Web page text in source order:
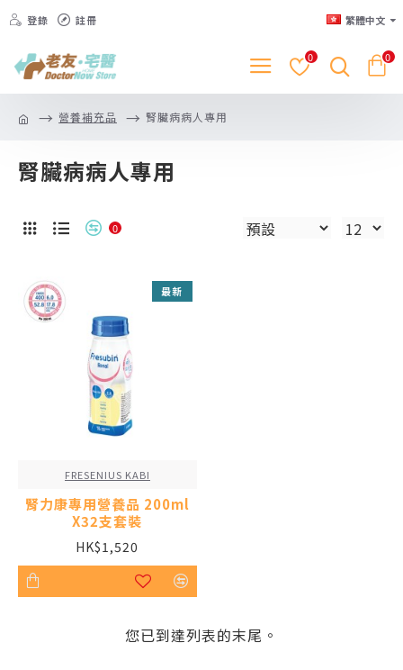
登錄 註冊 繁體中文
0 0
營養補充品 腎臟病病人專用
腎臟病病人專用
0
最新
FRESENIUS KABI
腎力康專用營養品 200ml
X32支套裝
HK$1,520
您已到達列表的末尾。